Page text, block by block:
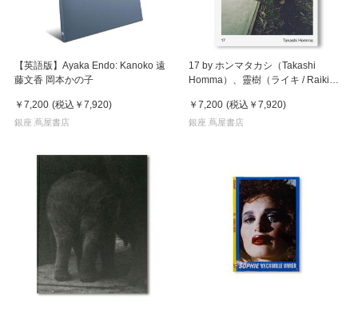
【英語版】Ayaka Endo: Kanoko 遠
藤文香 岡本かの子
￥7,200 (税込 ￥7,920)
銀座 蔦屋書店
17 by ホンマタカシ（Takashi
Homma）、靈樹（ライキ / Raiki
￥7,200 (税込 ￥7,920)
銀座 蔦屋書店